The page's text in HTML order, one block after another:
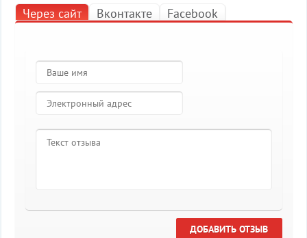
Через сайт Вконтакте Facebook
ДОБАВИТЬ ОТЗЫВ